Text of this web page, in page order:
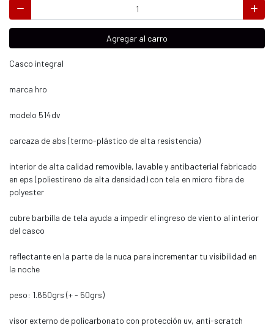
Agregar al carro
Casco integral
marca hro
modelo 514dv
carcaza de abs (termo-plástico de alta resistencia)
interior de alta calidad removible, lavable y antibacterial fabricado
en eps (poliestireno de alta densidad) con tela en micro fibra de
polyester
cubre barbilla de tela ayuda a impedir el ingreso de viento al interior
del casco
reflectante en la parte de la nuca para incrementar tu visibilidad en
la noche
peso: 1.650grs (+ - 50grs)
visor externo de policarbonato con protección uv, anti-scratch